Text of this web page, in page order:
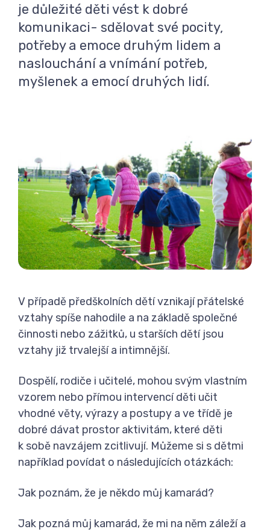
je důležité děti vést k dobré
komunikaci- sdělovat své pocity,
potřeby a emoce druhým lidem a
naslouchání a vnímání potřeb,
myšlenek a emocí druhých lidí.
V případě předškolních dětí vznikají přátelské
vztahy spíše nahodile a na základě společné
činnosti nebo zážitků, u starších dětí jsou
vztahy již trvalejší a intimnější.
Dospělí, rodiče i učitelé, mohou svým vlastním
vzorem nebo přímou intervencí děti učit
vhodné věty, výrazy a postupy a ve třídě je
dobré dávat prostor aktivitám, které děti
k sobě navzájem zcitlivují. Můžeme si s dětmi
například povídat o následujících otázkách:
Jak poznám, že je někdo můj kamarád?
Jak pozná můj kamarád, že mi na něm záleží a